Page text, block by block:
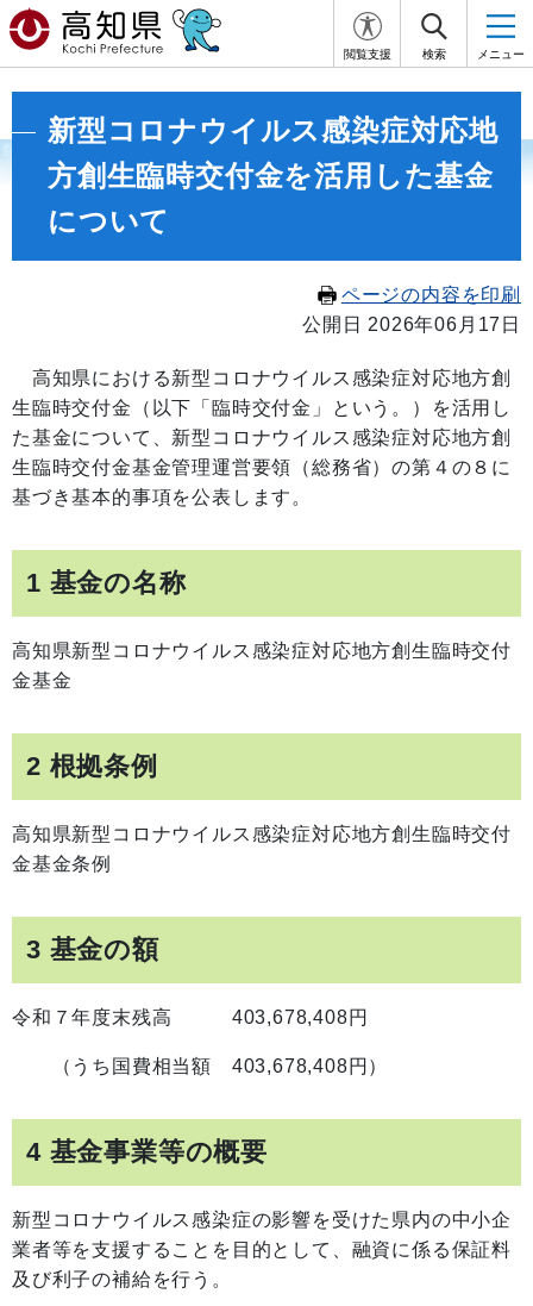
閲覧支援 検索 メニュー
新型コロナウイルス感染症対応地
方創生臨時交付金を活用した基金
について
ページの内容を印刷
公開日 2026年06月17日
高知県における新型コロナウイルス感染症対応地方創
生臨時交付金（以下「臨時交付金」という。）を活用し
た基金について、新型コロナウイルス感染症対応地方創
生臨時交付金基金管理運営要領（総務省）の第４の８に
基づき基本的事項を公表します。
1 基金の名称
高知県新型コロナウイルス感染症対応地方創生臨時交付
金基金
2 根拠条例
高知県新型コロナウイルス感染症対応地方創生臨時交付
金基金条例
3 基金の額
令和７年度末残高 403,678,408円
（うち国費相当額 403,678,408円）
4 基金事業等の概要
新型コロナウイルス感染症の影響を受けた県内の中小企
業者等を支援することを目的として、融資に係る保証料
及び利子の補給を行う。